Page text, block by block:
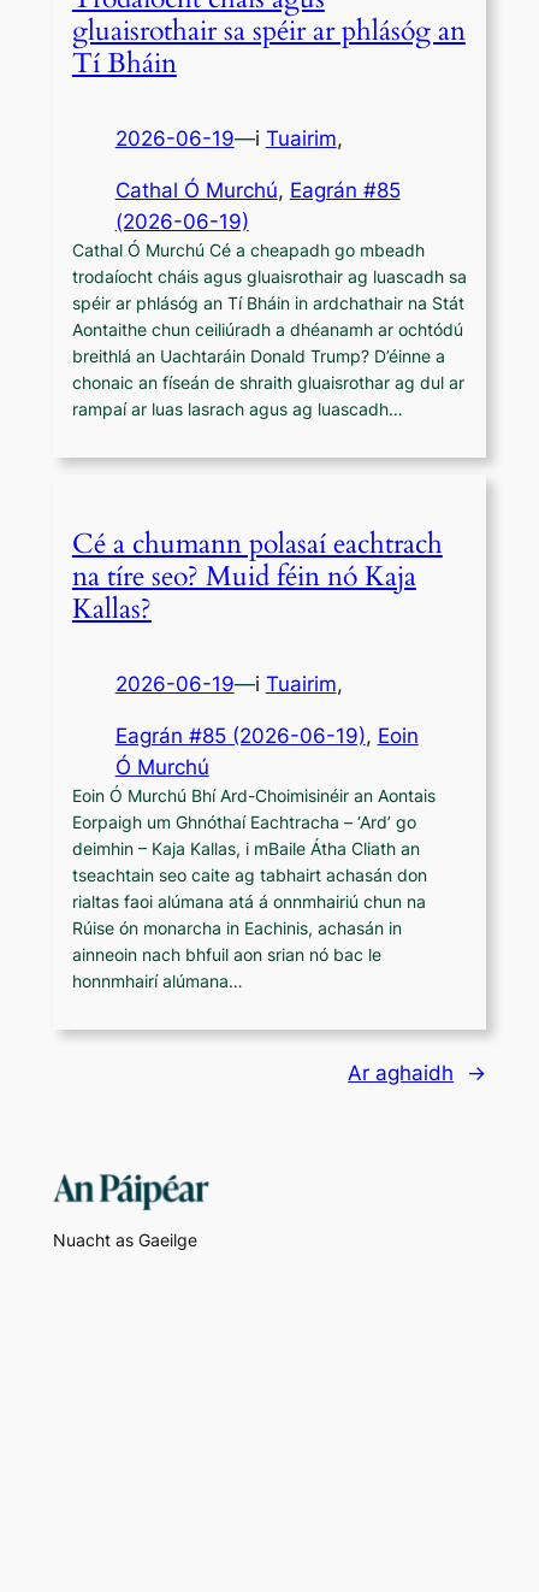
gluaisrothair sa spéir ar phlásóg an
Tí Bháin
2026-06-19—i Tuairim,
Cathal Ó Murchú, Eagrán #85
(2026-06-19)
Cathal Ó Murchú Cé a cheapadh go mbeadh
trodaíocht cháis agus gluaisrothair ag luascadh sa
spéir ar phlásóg an Tí Bháin in ardchathair na Stát
Aontaithe chun ceiliúradh a dhéanamh ar ochtódú
breithlá an Uachtaráin Donald Trump? D’éinne a
chonaic an físeán de shraith gluaisrothar ag dul ar
rampaí ar luas lasrach agus ag luascadh…
Cé a chumann polasaí eachtrach
na tíre seo? Muid féin nó Kaja
Kallas?
2026-06-19—i Tuairim,
Eagrán #85 (2026-06-19), Eoin
Ó Murchú
Eoin Ó Murchú Bhí Ard-Choimisinéir an Aontais
Eorpaigh um Ghnóthaí Eachtracha – ‘Ard’ go
deimhin – Kaja Kallas, i mBaile Átha Cliath an
tseachtain seo caite ag tabhairt achasán don
rialtas faoi alúmana atá á onnmhairiú chun na
Rúise ón monarcha in Eachinis, achasán in
ainneoin nach bhfuil aon srian nó bac le
honnmhairí alúmana…
Ar aghaidh →
Nuacht as Gaeilge